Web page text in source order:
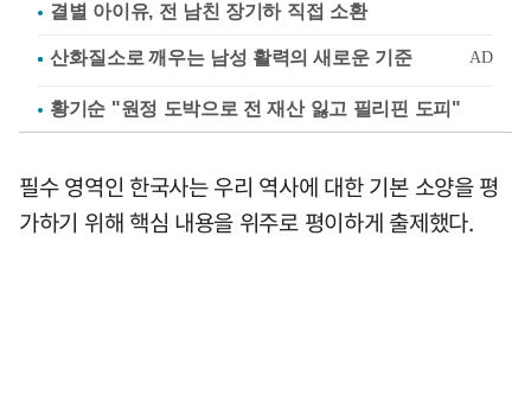
결별 아이유, 전 남친 장기하 직접 소환
황기순 "원정 도박으로 전 재산 잃고 필리핀 도피"
필수 영역인 한국사는 우리 역사에 대한 기본 소양을 평
가하기 위해 핵심 내용을 위주로 평이하게 출제했다.